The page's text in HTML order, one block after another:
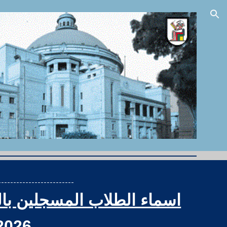
اسماء الطلاب المسجلين